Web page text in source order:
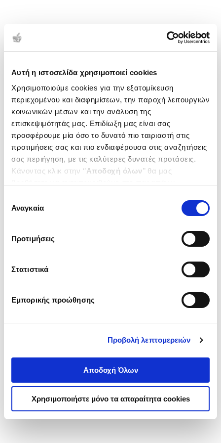
Αυτή η ιστοσελίδα χρησιμοποιεί cookies
Χρησιμοποιούμε cookies για την εξατομίκευση
περιεχομένου και διαφημίσεων, την παροχή λειτουργιών
κοινωνικών μέσων και την ανάλυση της
επισκεψιμότητάς μας. Επιδίωξη μας είναι σας
προσφέρουμε μία όσο το δυνατό πιο ταιριαστή στις
προτιμήσεις σας και πιο ενδιαφέρουσα στις αναζητήσεις
σας περιήγηση, με τις καλύτερες δυνατές προτάσεις.
Κάνοντας κλικ στην ‘’Αποδοχή όλων’’ θα μας
ενδιαφέρουν και να επιλέξετε από τα παρακάτω με την
΄΄και να ενημερωθείτε σχετικά με
συγκατάθεσης
Αναγκαία
Προτιμήσεις
Στατιστικά
Εμπορικής προώθησης
Προβολή λεπτομερειών
Αποδοχή Όλων
Χρησιμοποιήστε μόνο τα απαραίτητα cookies